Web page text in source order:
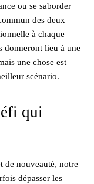
ou se saborder
des deux
à chaque
donneront lieu à une
une chose est
scénario.
qui
de nouveauté, notre
dépasser les